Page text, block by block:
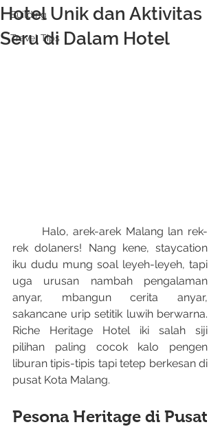
Building
Travel Tips
Hotel Unik dan Aktivitas
Seru di Dalam Hotel
rek dolaners! Nang kene, staycation
iku dudu mung soal leyeh-leyeh, tapi
uga urusan nambah pengalaman
anyar, mbangun cerita anyar,
sakancane urip setitik luwih berwarna.
Riche Heritage Hotel iki salah siji
pilihan paling cocok kalo pengen
liburan tipis-tipis tapi tetep berkesan di
pusat Kota Malang.
Pesona Heritage di Pusat